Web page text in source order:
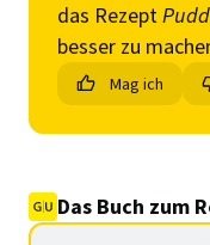
das Rezept
besser zu
Mag ich
Das Buch zum